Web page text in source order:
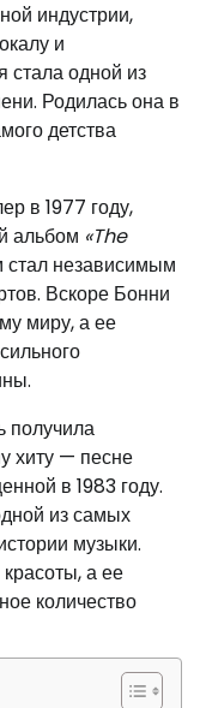
индустрии,
и
одной из
Родилась она в
детства
в 1977 году,
альбом «The
стал независимым
Вскоре Бонни
миру, а ее
получила
хиту — песне
в 1983 году.
из самых
музыки.
а ее
количество